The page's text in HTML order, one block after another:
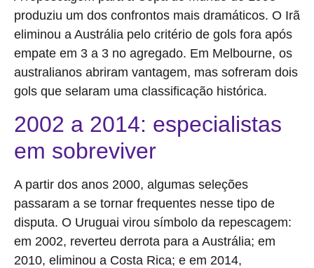
produziu um dos confrontos mais dramáticos. O Irã
eliminou a Austrália pelo critério de gols fora após
empate em 3 a 3 no agregado. Em Melbourne, os
australianos abriram vantagem, mas sofreram dois
gols que selaram uma classificação histórica.
2002 a 2014: especialistas
em sobreviver
A partir dos anos 2000, algumas seleções
passaram a se tornar frequentes nesse tipo de
disputa. O Uruguai virou símbolo da repescagem:
em 2002, reverteu derrota para a Austrália; em
2010, eliminou a Costa Rica; e em 2014,